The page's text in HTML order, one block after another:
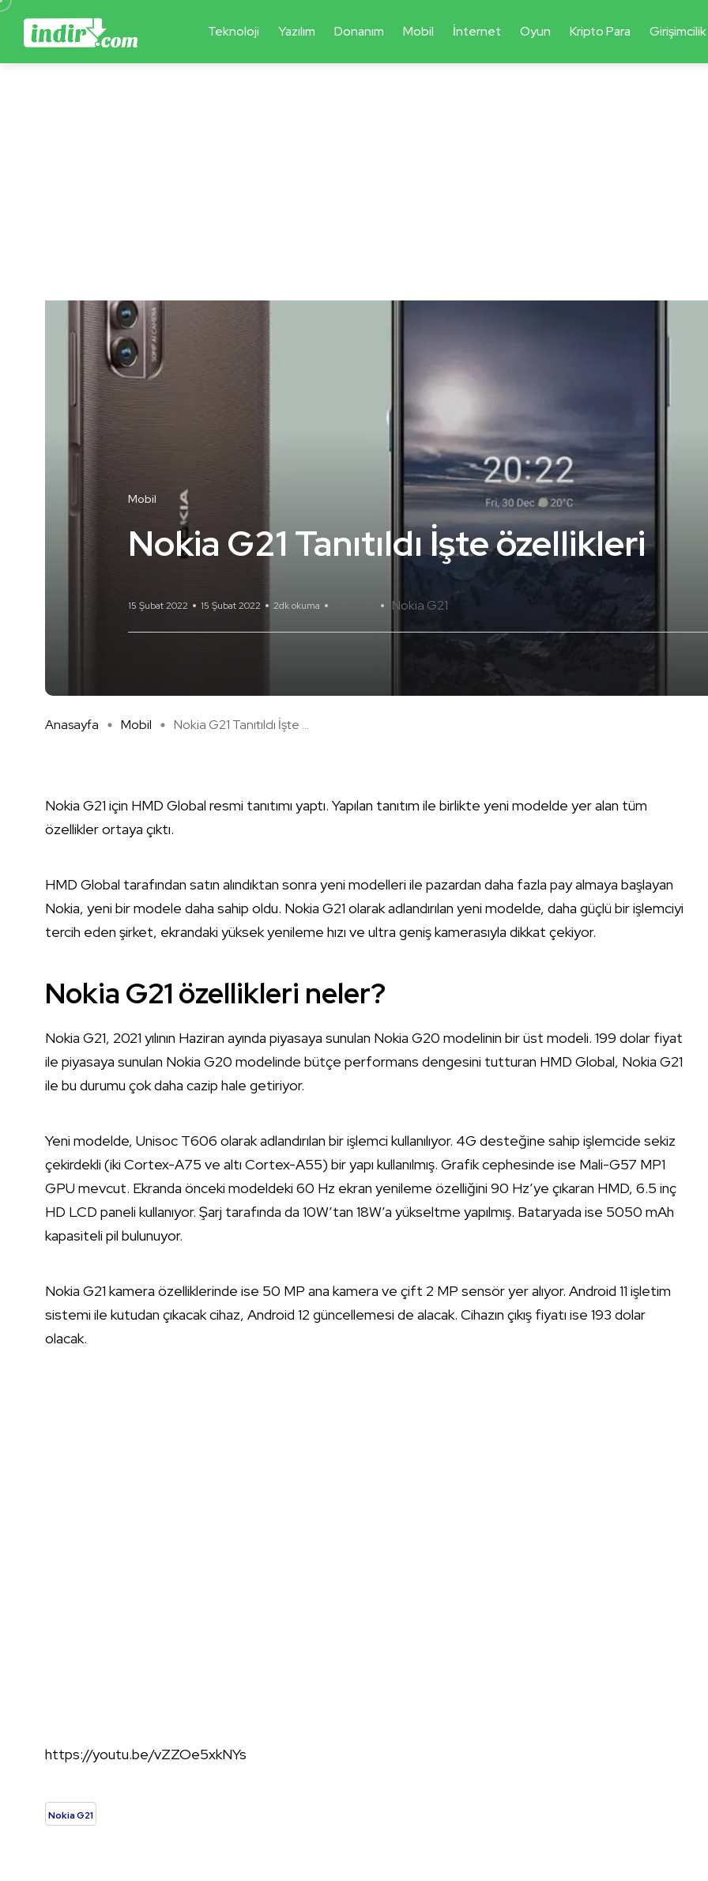
Teknoloji Yazılım Donanım Mobil İnternet Oyun Kripto Para Girişimcilik
Mobil
Nokia G21 Tanıtıldı İşte özellikleri
15 Şubat 2022 15 Şubat 2022 2dk okuma Nokia G21
Anasayfa Mobil Nokia G21 Tanıtıldı İşte ...
Nokia G21 için HMD Global resmi tanıtımı yaptı. Yapılan tanıtım ile birlikte yeni modelde yer alan tüm
özellikler ortaya çıktı.
HMD Global tarafından satın alındıktan sonra yeni modelleri ile pazardan daha fazla pay almaya başlayan
Nokia, yeni bir modele daha sahip oldu. Nokia G21 olarak adlandırılan yeni modelde, daha güçlü bir işlemciyi
tercih eden şirket, ekrandaki yüksek yenileme hızı ve ultra geniş kamerasıyla dikkat çekiyor.
Nokia G21 özellikleri neler?
Nokia G21, 2021 yılının Haziran ayında piyasaya sunulan Nokia G20 modelinin bir üst modeli. 199 dolar fiyat
ile piyasaya sunulan Nokia G20 modelinde bütçe performans dengesini tutturan HMD Global, Nokia G21
ile bu durumu çok daha cazip hale getiriyor.
Yeni modelde, Unisoc T606 olarak adlandırılan bir işlemci kullanılıyor. 4G desteğine sahip işlemcide sekiz
çekirdekli (iki Cortex-A75 ve altı Cortex-A55) bir yapı kullanılmış. Grafik cephesinde ise Mali-G57 MP1
GPU mevcut. Ekranda önceki modeldeki 60 Hz ekran yenileme özelliğini 90 Hz’ye çıkaran HMD, 6.5 inç
HD LCD paneli kullanıyor. Şarj tarafında da 10W’tan 18W’a yükseltme yapılmış. Bataryada ise 5050 mAh
kapasiteli pil bulunuyor.
Nokia G21 kamera özelliklerinde ise 50 MP ana kamera ve çift 2 MP sensör yer alıyor. Android 11 işletim
sistemi ile kutudan çıkacak cihaz, Android 12 güncellemesi de alacak. Cihazın çıkış fiyatı ise 193 dolar
olacak.
https://youtu.be/vZZOe5xkNYs
Nokia G21